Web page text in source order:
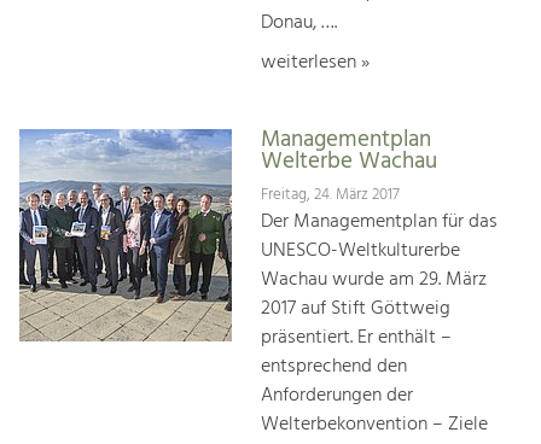
Donau, ….
weiterlesen »
Managementplan
Welterbe Wachau
Freitag, 24. März 2017
Der Managementplan für das
UNESCO-Weltkulturerbe
Wachau wurde am 29. März
2017 auf Stift Göttweig
präsentiert. Er enthält –
entsprechend den
Anforderungen der
Welterbekonvention – Ziele